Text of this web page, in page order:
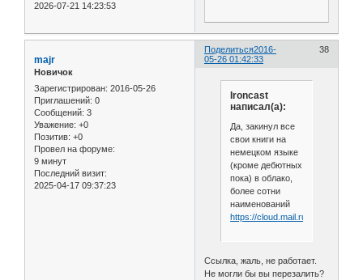
2026-07-21 14:23:53
Поделиться 38
2016-
05-26 01:42:33
majr
Новичок
Зарегистрирован: 2016-05-26
Приглашений: 0
Сообщений: 3
Уважение: +0
Позитив: +0
Провел на форуме:
9 минут
Последний визит:
2025-04-17 09:37:23
Ironcast
написал(а):
Да, закинул все
свои книги на
немецком языке
(кроме дебютных
пока) в облако,
более сотни
наименований
https://cloud.mail.ru/public/3WTd/
Ссылка, жаль, не работает.
Не могли бы вы перезалить?